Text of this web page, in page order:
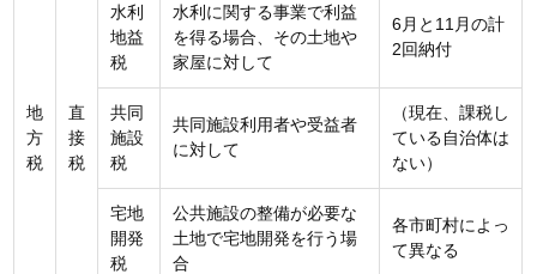
地
方
税
直
接
税
水利
地益
税
水利に関する事業で利益
を得る場合、その土地や
家屋に対して
6月と11月の計
2回納付
共同
施設
税
共同施設利用者や受益者
に対して
（現在、課税し
ている自治体は
ない）
宅地
開発
税
公共施設の整備が必要な
土地で宅地開発を行う場
合
各市町村によっ
て異なる